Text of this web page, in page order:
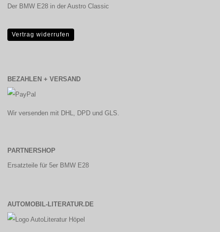
Der BMW E28 in der Austro Classic
Vertrag widerrufen
BEZAHLEN + VERSAND
Wir versenden mit DHL, DPD und GLS.
PARTNERSHOP
Ersatzteile für 5er BMW E28
AUTOMOBIL-LITERATUR.DE